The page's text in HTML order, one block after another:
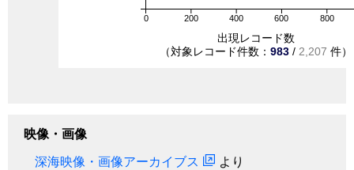
0 200 400 600 800
出現レコード数
（対象レコード件数： 983 / 2,207 件）
映像・画像
深海映像・画像アーカイブス より